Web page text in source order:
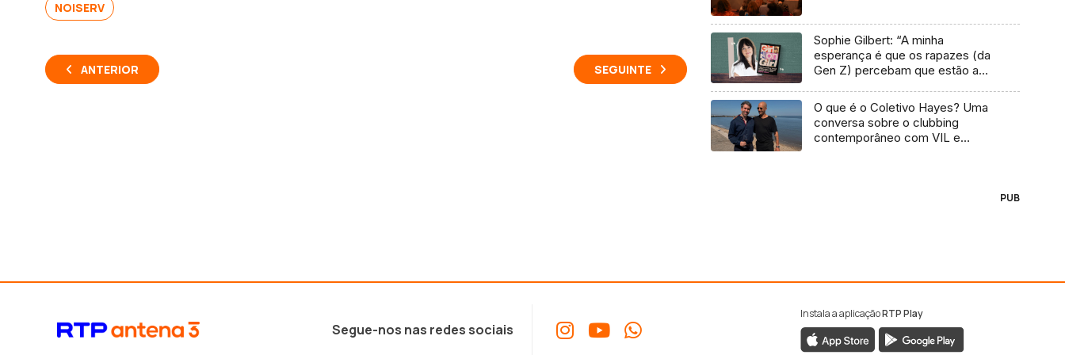
NOISERV
ANTERIOR SEGUINTE
Sophie Gilbert: “A minha
esperança é que os rapazes (da
Gen Z) percebam que estão a
O que é o Coletivo Hayes? Uma
conversa sobre o clubbing
contemporâneo com VIL e
PUB
Segue-nos nas redes sociais
Instala a aplicaçãoRTP Play